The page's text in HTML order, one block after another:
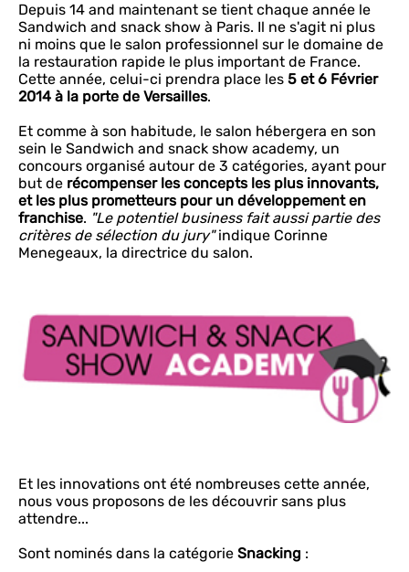
Depuis 14 and maintenant se tient chaque année le
Sandwich and snack show à Paris. Il ne s'agit ni plus
ni moins que le salon professionnel sur le domaine de
la restauration rapide le plus important de France.
Cette année, celui-ci prendra place les 5 et 6 Février
2014 à la porte de Versailles.
Et comme à son habitude, le salon hébergera en son
sein le Sandwich and snack show academy, un
concours organisé autour de 3 catégories, ayant pour
but de récompenser les concepts les plus innovants,
et les plus prometteurs pour un développement en
franchise. "Le potentiel business fait aussi partie des
critères de sélection du jury"indique Corinne
Menegeaux, la directrice du salon.
Et les innovations ont été nombreuses cette année,
nous vous proposons de les découvrir sans plus
attendre...
Sont nominés dans la catégorie Snacking :